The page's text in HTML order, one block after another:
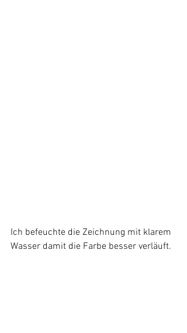
Ich befeuchte die Zeichnung mit klarem
Wasser damit die Farbe besser verläuft.